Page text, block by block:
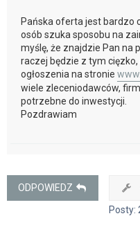
Pańska oferta jest bardzo
osób szuka sposobu na
myślę, że znajdzie Pan na
raczej będzie z tym
ogłoszenia na stronie
wiele zleceniodawców,
potrzebne do inwestycji.
Pozdrawiam
ODPOWIEDZ
Posty: